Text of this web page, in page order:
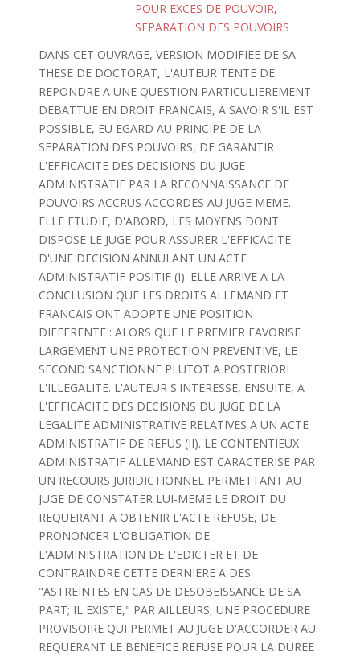
POUR EXCES DE POUVOIR,
SEPARATION DES POUVOIRS
DANS CET OUVRAGE, VERSION MODIFIEE DE SA
THESE DE DOCTORAT, L'AUTEUR TENTE DE
REPONDRE A UNE QUESTION PARTICULIEREMENT
DEBATTUE EN DROIT FRANCAIS, A SAVOIR S'IL EST
POSSIBLE, EU EGARD AU PRINCIPE DE LA
SEPARATION DES POUVOIRS, DE GARANTIR
L'EFFICACITE DES DECISIONS DU JUGE
ADMINISTRATIF PAR LA RECONNAISSANCE DE
POUVOIRS ACCRUS ACCORDES AU JUGE MEME.
ELLE ETUDIE, D'ABORD, LES MOYENS DONT
DISPOSE LE JUGE POUR ASSURER L'EFFICACITE
D'UNE DECISION ANNULANT UN ACTE
ADMINISTRATIF POSITIF (I). ELLE ARRIVE A LA
CONCLUSION QUE LES DROITS ALLEMAND ET
FRANCAIS ONT ADOPTE UNE POSITION
DIFFERENTE : ALORS QUE LE PREMIER FAVORISE
LARGEMENT UNE PROTECTION PREVENTIVE, LE
SECOND SANCTIONNE PLUTOT A POSTERIORI
L'ILLEGALITE. L'AUTEUR S'INTERESSE, ENSUITE, A
L'EFFICACITE DES DECISIONS DU JUGE DE LA
LEGALITE ADMINISTRATIVE RELATIVES A UN ACTE
ADMINISTRATIF DE REFUS (II). LE CONTENTIEUX
ADMINISTRATIF ALLEMAND EST CARACTERISE PAR
UN RECOURS JURIDICTIONNEL PERMETTANT AU
JUGE DE CONSTATER LUI-MEME LE DROIT DU
REQUERANT A OBTENIR L'ACTE REFUSE, DE
PRONONCER L'OBLIGATION DE
L'ADMINISTRATION DE L'EDICTER ET DE
CONTRAINDRE CETTE DERNIERE A DES
"ASTREINTES EN CAS DE DESOBEISSANCE DE SA
PART; IL EXISTE," PAR AILLEURS, UNE PROCEDURE
PROVISOIRE QUI PERMET AU JUGE D'ACCORDER AU
REQUERANT LE BENEFICE REFUSE POUR LA DUREE